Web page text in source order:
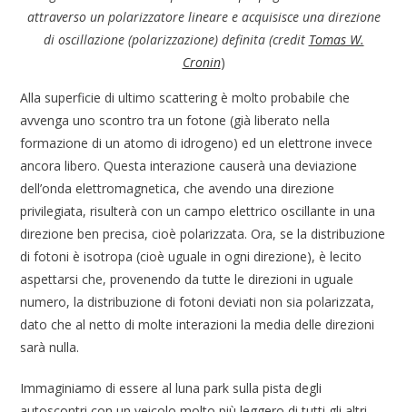
attraverso un polarizzatore lineare e acquisisce una direzione
di oscillazione (polarizzazione) definita (credit Tomas W.
Cronin)
Alla superficie di ultimo scattering è molto probabile che
avvenga uno scontro tra un fotone (già liberato nella
formazione di un atomo di idrogeno) ed un elettrone invece
ancora libero. Questa interazione causerà una deviazione
dell’onda elettromagnetica, che avendo una direzione
privilegiata, risulterà con un campo elettrico oscillante in una
direzione ben precisa, cioè polarizzata. Ora, se la distribuzione
di fotoni è isotropa (cioè uguale in ogni direzione), è lecito
aspettarsi che, provenendo da tutte le direzioni in uguale
numero, la distribuzione di fotoni deviati non sia polarizzata,
dato che al netto di molte interazioni la media delle direzioni
sarà nulla.
Immaginiamo di essere al luna park sulla pista degli